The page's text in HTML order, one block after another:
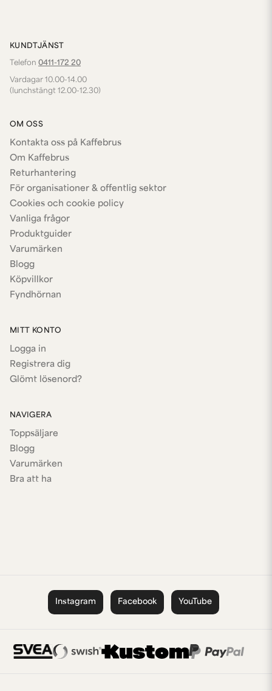
KUNDTJÄNST
Telefon 0411-172 20
Vardagar 10.00-14.00
(lunchstängt 12.00-12.30)
OM OSS
Kontakta oss på Kaffebrus
Om Kaffebrus
Returhantering
För organisationer & offentlig sektor
Cookies och cookie policy
Vanliga frågor
Produktguider
Varumärken
Blogg
Köpvillkor
Fyndhörnan
MITT KONTO
Logga in
Registrera dig
Glömt lösenord?
NAVIGERA
Toppsäljare
Blogg
Varumärken
Bra att ha
Instagram Facebook YouTube